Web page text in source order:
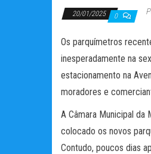
20/01/2025 0
Os parquímetros
inesperadamente na
estacionamento na
moradores e
A Câmara Municipal da
colocado os novos
Contudo, poucos dias